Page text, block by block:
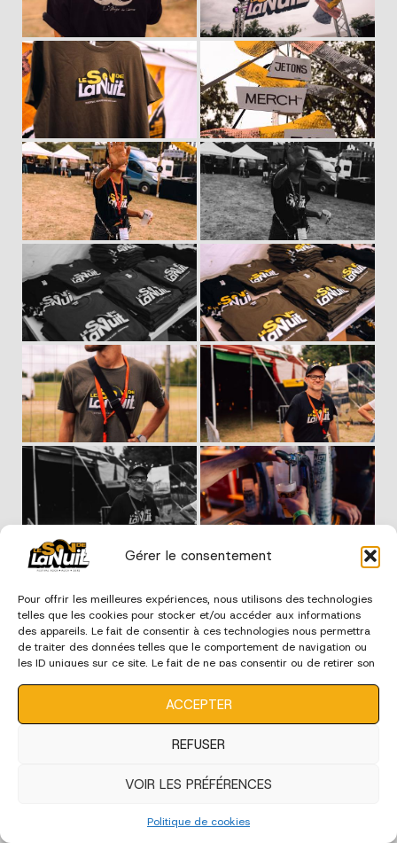
Gérer le consentement
Pour offrir les meilleures expériences, nous utilisons des technologies
telles que les cookies pour stocker et/ou accéder aux informations
des appareils. Le fait de consentir à ces technologies nous permettra
de traiter des données telles que le comportement de navigation ou
les ID uniques sur ce site. Le fait de ne pas consentir ou de retirer son
ACCEPTER
REFUSER
VOIR LES PRÉFÉRENCES
Politique de cookies